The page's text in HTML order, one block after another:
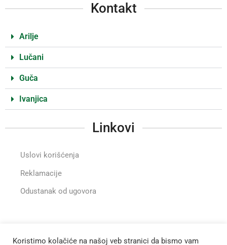
Kontakt
Arilje
Lučani
Guča
Ivanjica
Linkovi
Uslovi korišćenja
Reklamacije
Odustanak od ugovora
Koristimo kolačiće na našoj veb stranici da bismo vam